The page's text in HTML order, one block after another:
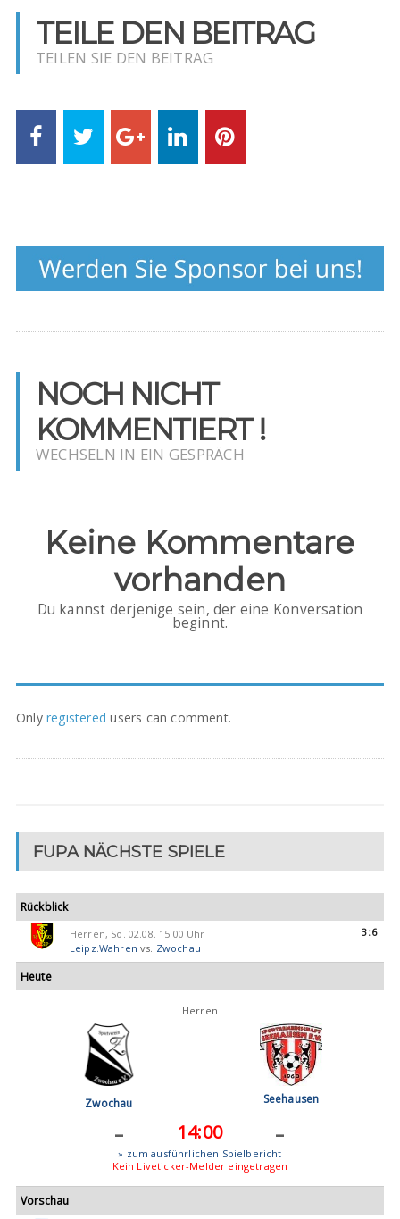
TEILE DEN BEITRAG
TEILEN SIE DEN BEITRAG
NOCH NICHT
KOMMENTIERT !
WECHSELN IN EIN GESPRÄCH
Keine Kommentare
vorhanden
Du kannst derjenige sein, der eine Konversation
beginnt.
Only registeredusers can comment.
FUPA NÄCHSTE SPIELE
Rückblick
Herren, So. 02.08. 15:00 Uhr
Leipz.Wahren vs. Zwochau
3:6
Heute
Herren
Zwochau Seehausen
- 14:00 -
» zum ausführlichen Spielbericht
Kein Liveticker-Melder eingetragen
Vorschau